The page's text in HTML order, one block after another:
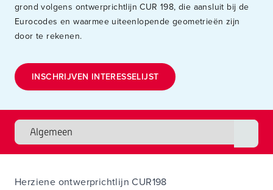
grond volgens ontwerprichtlijn CUR 198, die aansluit bij de
Eurocodes en waarmee uiteenlopende geometrieën zijn
door te rekenen.
INSCHRIJVEN INTERESSELIJST
Herziene ontwerprichtlijn CUR198